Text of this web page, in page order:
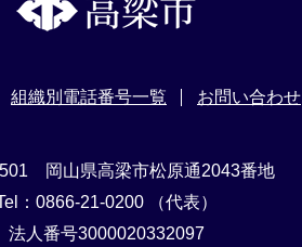
組織別電話番号一覧 お問い合わせ
岡山県高梁市松原通2043番地
：0866-21-0200 （代表）
法人番号3000020332097